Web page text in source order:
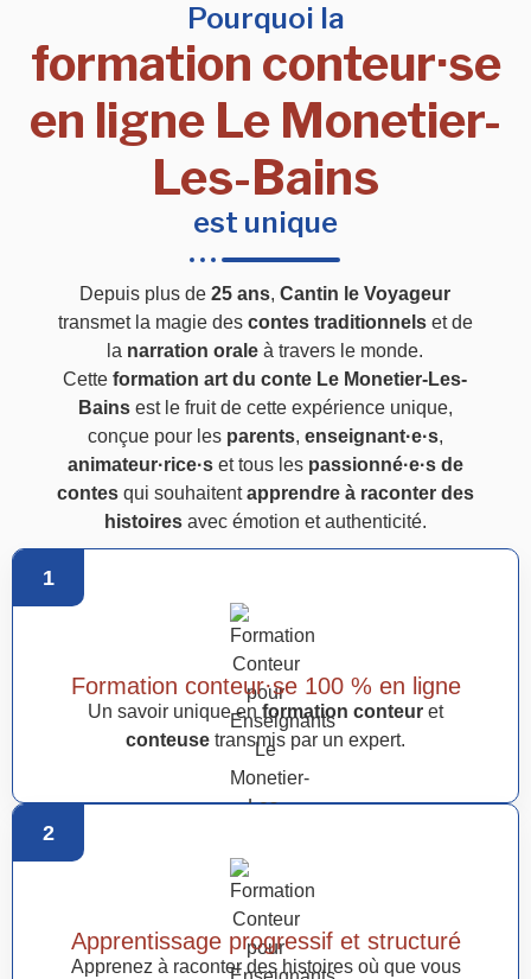
Pourquoi la
formation conteur·se
en ligne Le Monetier-
Les-Bains
est unique
Depuis plus de25 ans,Cantin le Voyageur
transmet la magie des contes traditionnelset de
la narration orale à travers le monde.
Cetteformation art du conte Le Monetier-Les-
Bainsest le fruit de cette expérience unique,
conçue pour les parents, enseignant·e·s,
animateur·rice·set tous les passionné·e·s de
contesqui souhaitentapprendre à raconter des
histoiresavec émotion et authenticité.
1
Formation conteur·se 100 % en ligne
Un savoir unique en formation conteur et
conteuse transmis par un expert.
2
Apprentissage progressif et structuré
Apprenez à raconter des histoires où que vous